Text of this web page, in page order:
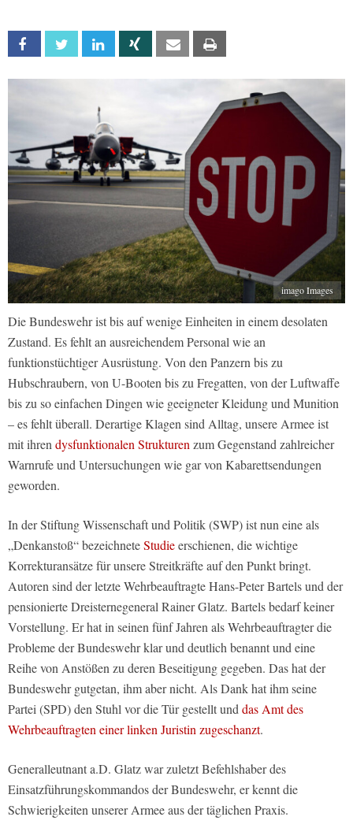
Facebook Twitter Linkedin Xing Email
imago Images
Die Bundeswehr ist bis auf wenige Einheiten in einem desolaten
Zustand. Es fehlt an ausreichendem Personal wie an
funktionstüchtiger Ausrüstung. Von den Panzern bis zu
Hubschraubern, von U-Booten bis zu Fregatten, von der Luftwaffe
bis zu so einfachen Dingen wie geeigneter Kleidung und Munition
– es fehlt überall. Derartige Klagen sind Alltag, unsere Armee ist
mit ihrendysfunktionalen Strukturenzum Gegenstand zahlreicher
Warnrufe und Untersuchungen wie gar von Kabarettsendungen
geworden.
In der Stiftung Wissenschaft und Politik (SWP) ist nun eine als
„Denkanstoß“ bezeichneteStudieerschienen, die wichtige
Korrekturansätze für unsere Streitkräfte auf den Punkt bringt.
Autoren sind der letzte Wehrbeauftragte Hans-Peter Bartels und der
pensionierte Dreisternegeneral Rainer Glatz. Bartels bedarf keiner
Vorstellung. Er hat in seinen fünf Jahren als Wehrbeauftragter die
Probleme der Bundeswehr klar und deutlich benannt und eine
Reihe von Anstößen zu deren Beseitigung gegeben. Das hat der
Bundeswehr gutgetan, ihm aber nicht. Als Dank hat ihm seine
Partei (SPD) den Stuhl vor die Tür gestellt unddas Amt des
Wehrbeauftragten einer linken Juristin zugeschanzt.
Generalleutnant a.D. Glatz war zuletzt Befehlshaber des
Einsatzführungskommandos der Bundeswehr, er kennt die
Schwierigkeiten unserer Armee aus der täglichen Praxis.